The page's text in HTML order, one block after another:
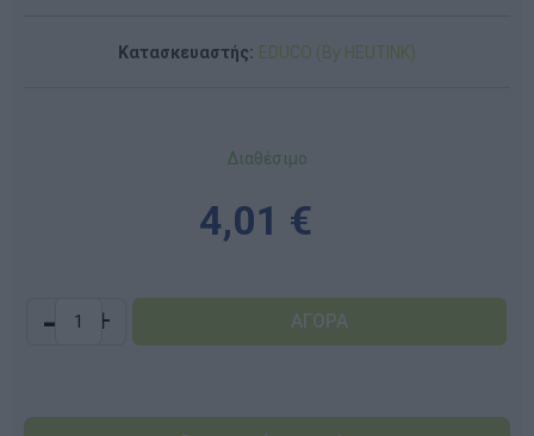
Κατασκευαστής: EDUCO (By HEUTINK)
Διαθέσιμο
4,01 €
- +